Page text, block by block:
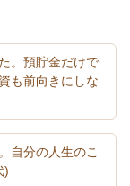
。預貯金だけで
も前向きにしな
自分の人生のこ
)